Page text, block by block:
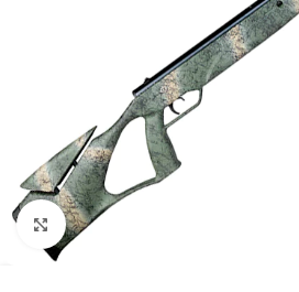
Clic para ampliar